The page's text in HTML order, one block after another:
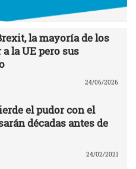
la mayoría de los
la UE pero sus
24/06/2026
el pudor con el
décadas antes de
24/02/2021